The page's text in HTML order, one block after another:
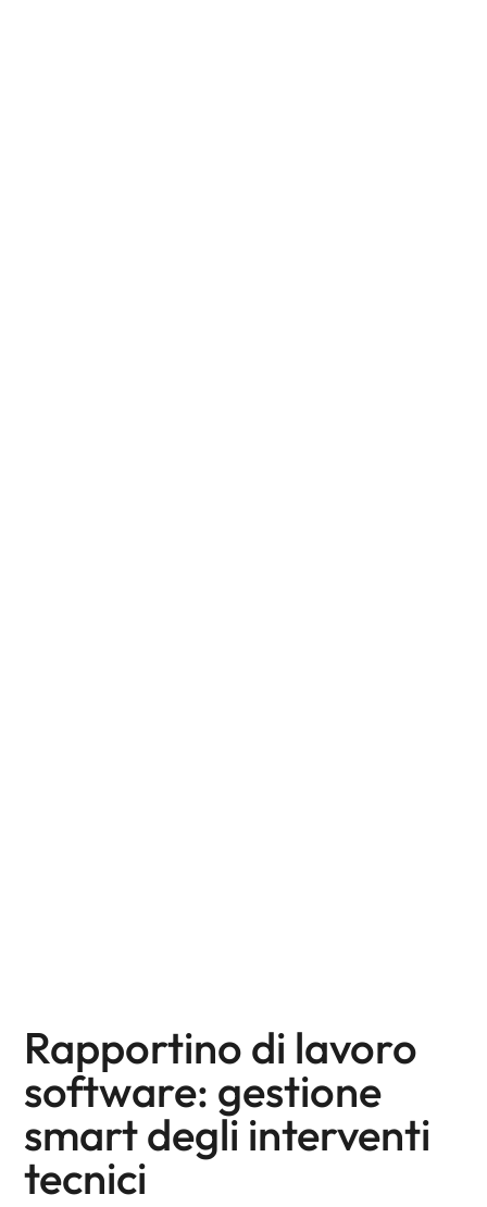
Rapportino di lavoro
software: gestione
smart degli interventi
tecnici